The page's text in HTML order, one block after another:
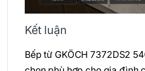
Kết luận
Bếp từ GKÖCH 7372DS2